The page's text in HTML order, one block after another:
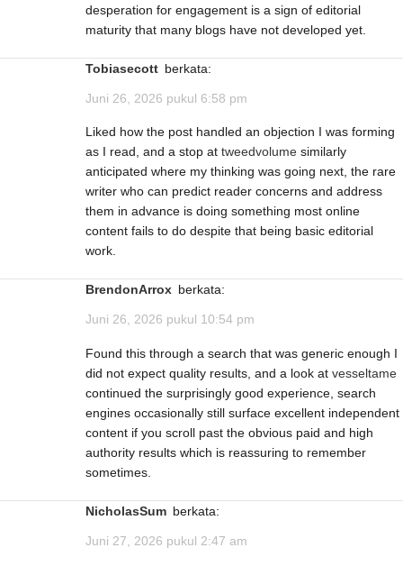
desperation for engagement is a sign of editorial
maturity that many blogs have not developed yet.
Tobiasecott berkata:
Juni 26, 2026 pukul 6:58 pm
Liked how the post handled an objection I was forming
as I read, and a stop at tweedvolume similarly
anticipated where my thinking was going next, the rare
writer who can predict reader concerns and address
them in advance is doing something most online
content fails to do despite that being basic editorial
work.
BrendonArrox berkata:
Juni 26, 2026 pukul 10:54 pm
Found this through a search that was generic enough I
did not expect quality results, and a look at vesseltame
continued the surprisingly good experience, search
engines occasionally still surface excellent independent
content if you scroll past the obvious paid and high
authority results which is reassuring to remember
sometimes.
NicholasSum berkata:
Juni 27, 2026 pukul 2:47 am